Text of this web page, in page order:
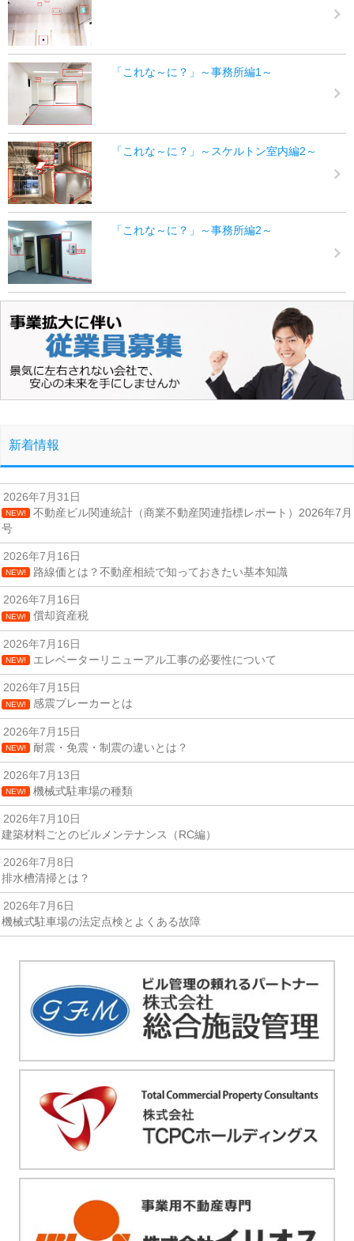
「これな～に？」～事務所編1～
「これな～に？」～スケルトン室内編2～
「これな～に？」～事務所編2～
新着情報
2026年7月31日
NEW!
不動産ビル関連統計（商業不動産関連指標レポート）2026年7月
号
2026年7月16日
NEW! 路線価とは？不動産相続で知っておきたい基本知識
2026年7月16日
NEW! 償却資産税
2026年7月16日
NEW! エレベーターリニューアル工事の必要性について
2026年7月15日
NEW! 感震ブレーカーとは
2026年7月15日
NEW! 耐震・免震・制震の違いとは？
2026年7月13日
NEW! 機械式駐車場の種類
2026年7月10日
建築材料ごとのビルメンテナンス（RC編）
2026年7月8日
排水槽清掃とは？
2026年7月6日
機械式駐車場の法定点検とよくある故障